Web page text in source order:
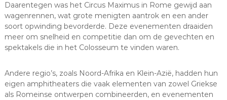
Daarentegen was het Circus Maximus in Rome gewijd aan
wagenrennen, wat grote menigten aantrok en een ander
soort opwinding bevorderde. Deze evenementen draaiden
meer om snelheid en competitie dan om de gevechten en
spektakels die in het Colosseum te vinden waren.
Andere regio’s, zoals Noord-Afrika en Klein-Azië, hadden hun
eigen amphitheaters die vaak elementen van zowel Griekse
als Romeinse ontwerpen combineerden, en evenementen